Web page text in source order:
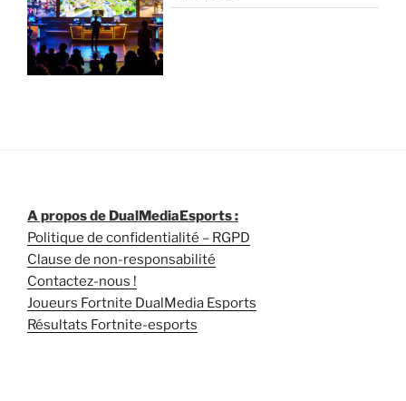
A propos de DualMediaEsports :
Politique de confidentialité – RGPD
Clause de non-responsabilité
Contactez-nous !
Joueurs Fortnite DualMedia Esports
Résultats Fortnite-esports